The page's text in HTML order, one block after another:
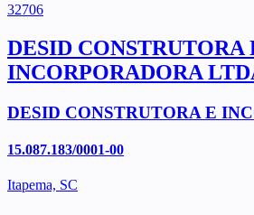
32706
DESID CONSTRUTORA
INCORPORADORA
DESID CONSTRUTORA E
15.087.183/0001-00
Itapema, SC